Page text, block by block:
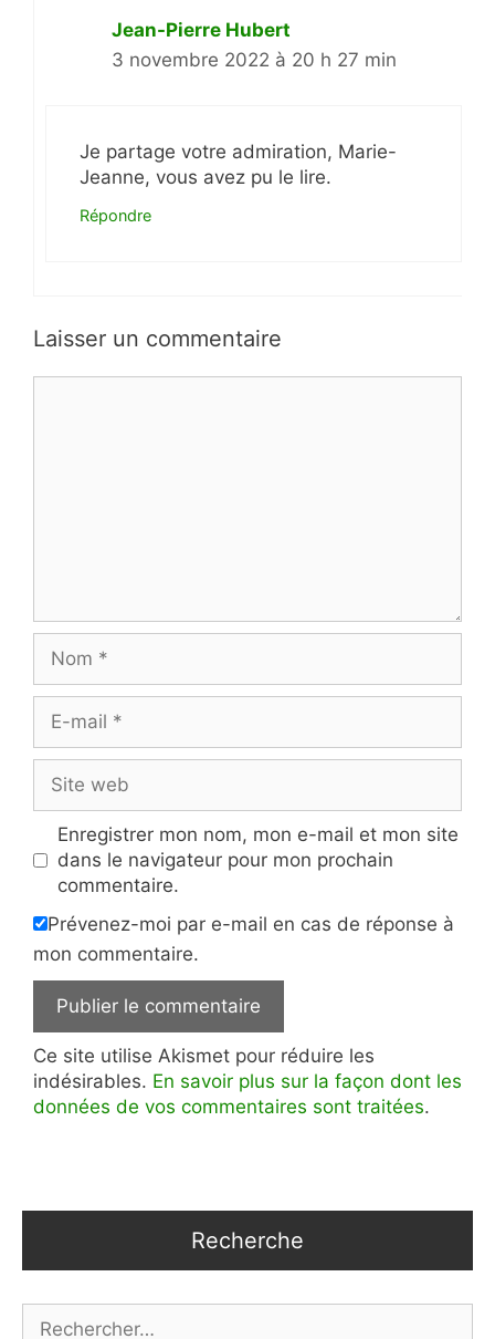
Jean-Pierre Hubert
3 novembre 2022 à 20 h 27 min
Je partage votre admiration, Marie-
Jeanne, vous avez pu le lire.
Répondre
Laisser un commentaire
mail
web
Enregistrer mon nom, mon e-mail et mon site
dans le navigateur pour mon prochain
commentaire.
Prévenez-moi par e-mail en cas de réponse à
mon commentaire.
Ce site utilise Akismet pour réduire les
indésirables. En savoir plus sur la façon dont les
données de vos commentaires sont traitées.
Recherche